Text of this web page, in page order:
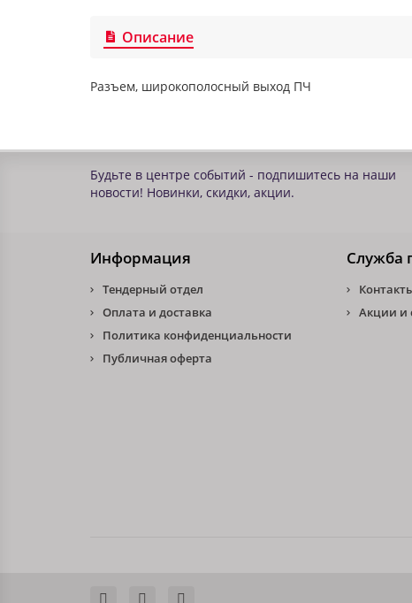
Описание
Разъем, широкополосный выход ПЧ
Будьте в центре событий - подпишитесь на наши
новости! Новинки, скидки, акции.
Информация
Тендерный отдел
Оплата и доставка
Политика конфиденциальности
Публичная оферта
Служба
Акции и